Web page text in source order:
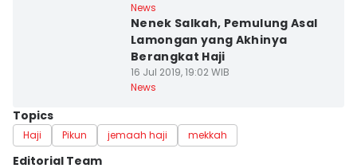
News
Nenek Salkah, Pemulung Asal
Lamongan yang Akhinya
Berangkat Haji
16 Jul 2019, 19:02 WIB
News
Topics
Haji Pikun jemaah haji mekkah
Editorial Team